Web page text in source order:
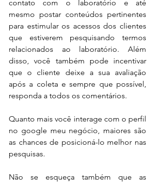
contato com o laboratório e até
mesmo postar conteúdos pertinentes
para estimular os acessos dos clientes
que estiverem pesquisando termos
relacionados ao laboratório. Além
disso, você também pode incentivar
que o cliente deixe a sua avaliação
após a coleta e sempre que possível,
responda a todos os comentários.
Quanto mais você interage com o perfil
no google meu negócio, maiores são
as chances de posicioná-lo melhor nas
pesquisas.
Não se esqueça também que as